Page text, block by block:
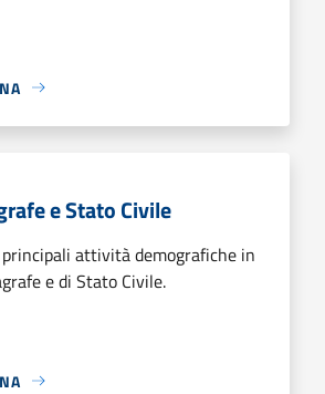
e Stato Civile
attività demografiche in
e di Stato Civile.